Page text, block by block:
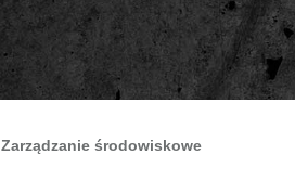
Zarządzanie środowiskowe